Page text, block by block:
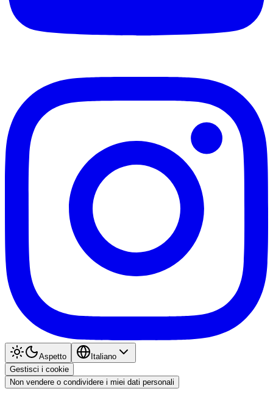
Aspetto
Italiano
Gestisci i cookie
Non vendere o condividere i miei dati personali